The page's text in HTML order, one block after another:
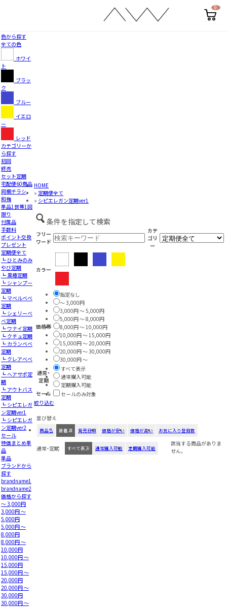
カ
0
色から探す
全ての色
ホワイ
ト
ブラッ
ク
ブルー
イエロ
ー
レッド
カテゴリーか
ら探す
初回
終売
セット定期
宅配便60商品
同梱チラシ
和梅
単品1世帯1回
限り
付属品
手数料
ポイント交換
プレゼント
定期便全て
┗ ひとみのみ
やび定期
┗ 黒椿定期
┗ シャンプー
定期
┗ マベルベベ
定期
┗ シェリーべ
べ定期
┗ ワナイ定期
┗ クチュ定期
┗ カランベベ
定期
┗ クレアべべ
定期
┗ ヘアサポ定
期
┗ アウトバス
定期
┗ シピエレガ
ン定期ver1
┗ シピエレガ
ン定期ver2
セール
特価まとめ単
品
単品
ブランドから
探す
brandname1
brandname2
価格から探す
～ 3,000円
3,000円 ～
5,000円
5,000円 ～
8,000円
8,000円 ～
10,000円
10,000円 ～
15,000円
15,000円 ～
20,000円
20,000円 ～
30,000円
30,000円 ～
HOME
» 定期便全て
» シピエレガン定期ver1
条件を指定して検索
フリー
ワード
カテ
ゴリ
ー
カラー
価格帯
指定なし
～ 3,000円
3,000円 ～ 5,000円
5,000円 ～ 8,000円
8,000円 ～ 10,000円
10,000円 ～ 15,000円
15,000円 ～ 20,000円
20,000円 ～ 30,000円
30,000円 ～
通常・
定期
すべて表示
通常購入可能
定期購入可能
セール
セールのみ対象
絞り込む
並び替え
商品名 新着順 発売日順 価格が安い 価格が高い お気に入り登録数
通常・定期 すべて表示 通常購入可能 定期購入可能
該当する商品がありま
せん。